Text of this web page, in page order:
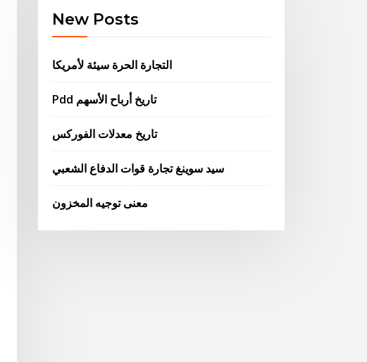
New Posts
التجارة الحرة سيئة لأمريكا
Pdd تاريخ أرباح الأسهم
تاريخ معدلات الفوركس
سيد سوينغ تجارة قوات الدفاع الشعبي
معنى توجيه المخزون